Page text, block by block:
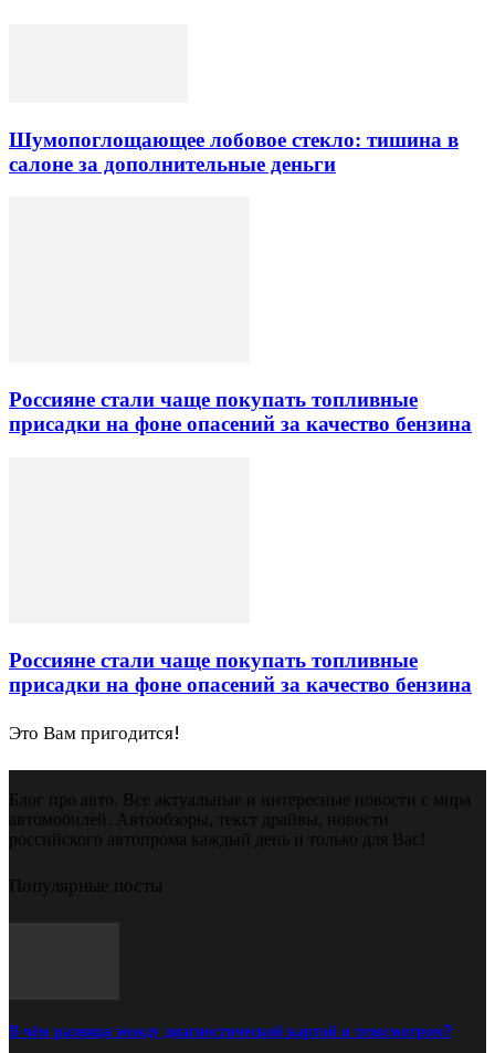
Шумопоглощающее лобовое стекло: тишина в
салоне за дополнительные деньги
Россияне стали чаще покупать топливные
присадки на фоне опасений за качество бензина
Россияне стали чаще покупать топливные
присадки на фоне опасений за качество бензина
Это Вам пригодится!
Блог про авто. Все актуальные и интересные новости с мира
автомобилей. Автообзоры, текст драйвы, новости
российского автопрома каждый день и только для Вас!
Популярные посты
В чём разница между диагностической картой и техосмотром?